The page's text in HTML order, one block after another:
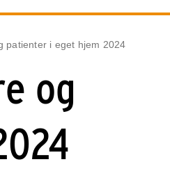
patienter i eget hjem 2024
og